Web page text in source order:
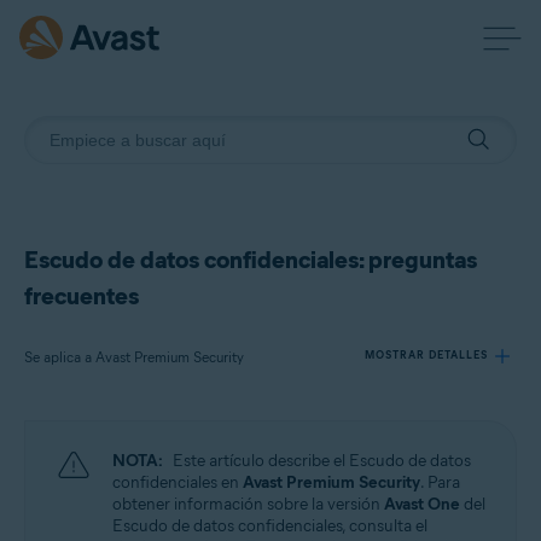
Escudo de datos confidenciales: preguntas
frecuentes
Se aplica a Avast Premium Security MOSTRAR DETALLES
Avast Premium Security
Sistemas operativos:
NOTA: Este artículo describe el Escudo de datos
confidenciales en Avast Premium Security. Para
obtener información sobre la versión Avast One del
Escudo de datos confidenciales, consulta el